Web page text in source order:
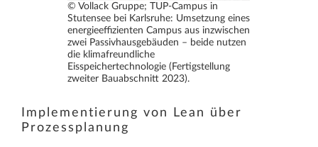
© Vollack Gruppe; TUP-Campus in
Stutensee bei Karlsruhe: Umsetzung eines
energieeffizienten Campus aus inzwischen
zwei Passivhausgebäuden – beide nutzen
die klimafreundliche
Eisspeichertechnologie (Fertigstellung
zweiter Bauabschnitt 2023).
Implementierung von Lean über
Prozessplanung